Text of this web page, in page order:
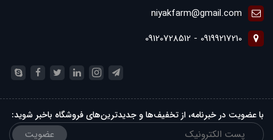
niyakfarm@gmail.com
09199217210 - 09120728512
با عضویت در خبرنامه، از تخفیف‌ها و جدیدترین‌های فروشگاه باخبر شوید:
عضویت